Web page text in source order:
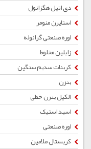
دی اتیل هگزانول
استایرن منومر
اوره صنعتی گرانوله
زایلین مخلوط
کربنات سدیم سنگین
بنزن
الکیل بنزن خطی
اسید استیک
اوره صنعتی
کریستال ملامین